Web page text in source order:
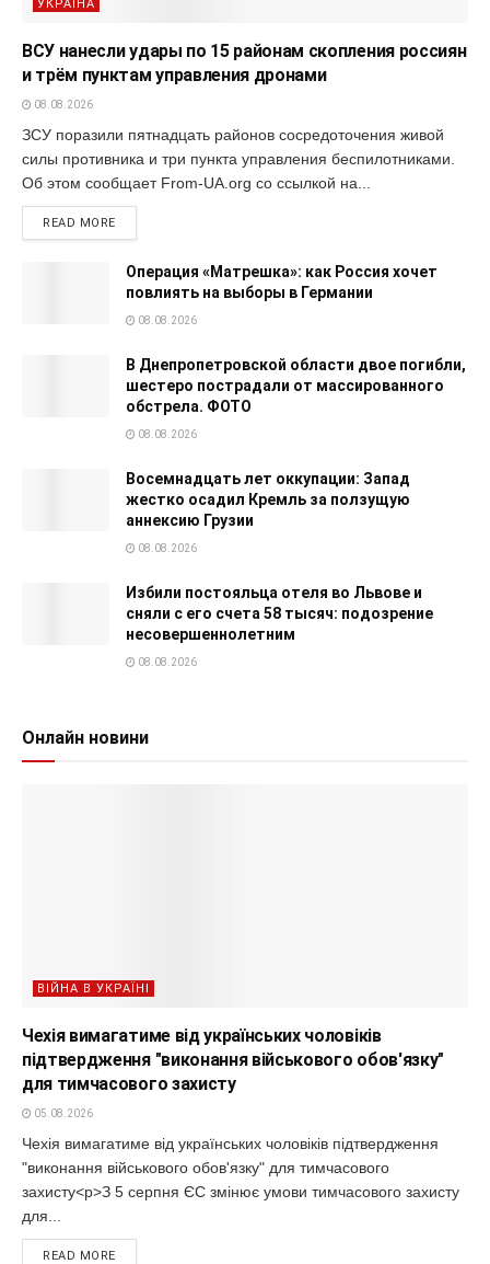
УКРАЇНА
ВСУ нанесли удары по 15 районам скопления россиян
и трём пунктам управления дронами
08.08.2026
ЗСУ поразили пятнадцать районов сосредоточения живой
силы противника и три пункта управления беспилотниками.
Об этом сообщает From-UA.org со ссылкой на...
READ MORE
Операция «Матрешка»: как Россия хочет
повлиять на выборы в Германии
08.08.2026
В Днепропетровской области двое погибли,
шестеро пострадали от массированного
обстрела. ФОТО
08.08.2026
Восемнадцать лет оккупации: Запад
жестко осадил Кремль за ползущую
аннексию Грузии
08.08.2026
Избили постояльца отеля во Львове и
сняли с его счета 58 тысяч: подозрение
несовершеннолетним
08.08.2026
Онлайн новини
ВІЙНА В УКРАЇНІ
Чехія вимагатиме від українських чоловіків
підтвердження "виконання військового обов'язку"
для тимчасового захисту
05.08.2026
Чехія вимагатиме від українських чоловіків підтвердження
"виконання військового обов'язку" для тимчасового
захисту<p>З 5 серпня ЄС змінює умови тимчасового захисту
для...
READ MORE